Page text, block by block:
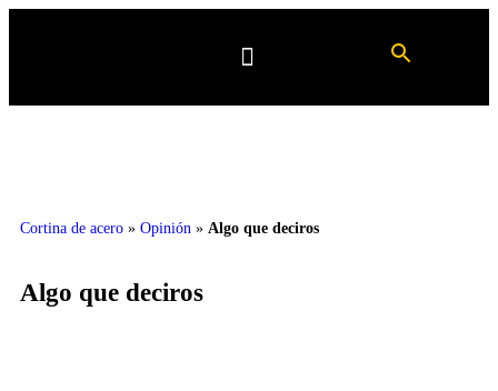
Cortina de acero » Opinión » Algo que deciros
Algo que deciros